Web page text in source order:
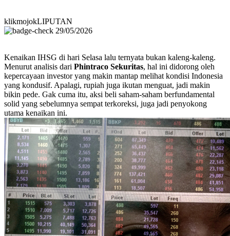
klikmojokLIPUTAN
29/05/2026
Kenaikan IHSG di hari Selasa lalu ternyata bukan kaleng-kaleng.
Menurut analisis dari Phintraco Sekuritas, hal ini didorong oleh
kepercayaan investor yang makin mantap melihat kondisi Indonesia
yang kondusif. Apalagi, rupiah juga ikutan menguat, jadi makin
bikin pede. Gak cuma itu, aksi beli saham-saham berfundamental
solid yang sebelumnya sempat terkoreksi, juga jadi penyokong
utama kenaikan ini.